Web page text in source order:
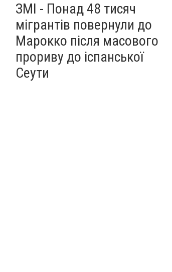
ЗМІ - Понад 48 тисяч
мігрантів повернули до
Марокко після масового
прориву до іспанської
Сеути